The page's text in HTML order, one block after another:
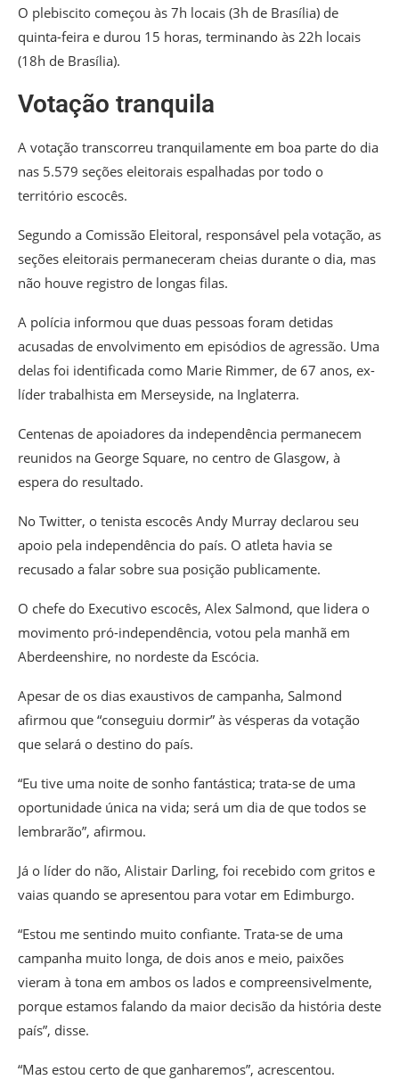
O plebiscito começou às 7h locais (3h de Brasília) de
quinta-feira e durou 15 horas, terminando às 22h locais
(18h de Brasília).
Votação tranquila
A votação transcorreu tranquilamente em boa parte do dia
nas 5.579 seções eleitorais espalhadas por todo o
território escocês.
Segundo a Comissão Eleitoral, responsável pela votação, as
seções eleitorais permaneceram cheias durante o dia, mas
não houve registro de longas filas.
A polícia informou que duas pessoas foram detidas
acusadas de envolvimento em episódios de agressão. Uma
delas foi identificada como Marie Rimmer, de 67 anos, ex-
líder trabalhista em Merseyside, na Inglaterra.
Centenas de apoiadores da independência permanecem
reunidos na George Square, no centro de Glasgow, à
espera do resultado.
No Twitter, o tenista escocês Andy Murray declarou seu
apoio pela independência do país. O atleta havia se
recusado a falar sobre sua posição publicamente.
O chefe do Executivo escocês, Alex Salmond, que lidera o
movimento pró-independência, votou pela manhã em
Aberdeenshire, no nordeste da Escócia.
Apesar de os dias exaustivos de campanha, Salmond
afirmou que “conseguiu dormir” às vésperas da votação
que selará o destino do país.
“Eu tive uma noite de sonho fantástica; trata-se de uma
oportunidade única na vida; será um dia de que todos se
lembrarão”, afirmou.
Já o líder do não, Alistair Darling, foi recebido com gritos e
vaias quando se apresentou para votar em Edimburgo.
“Estou me sentindo muito confiante. Trata-se de uma
campanha muito longa, de dois anos e meio, paixões
vieram à tona em ambos os lados e compreensivelmente,
porque estamos falando da maior decisão da história deste
país”, disse.
“Mas estou certo de que ganharemos”, acrescentou.